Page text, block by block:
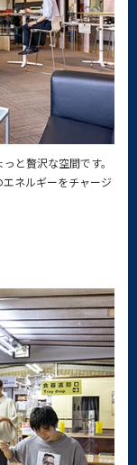
と贅沢な空間です。
ネルギーをチャージ